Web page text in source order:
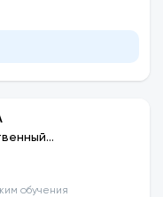
обучения